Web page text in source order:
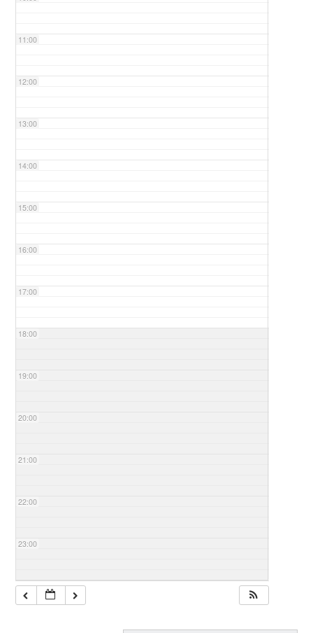
11:00
12:00
13:00
14:00
15:00
16:00
17:00
18:00
19:00
20:00
21:00
22:00
23:00